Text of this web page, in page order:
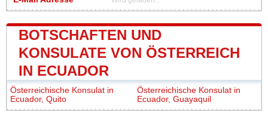
BOTSCHAFTEN UND
KONSULATE VON ÖSTERREICH
IN ECUADOR
Österreichische Konsulat in
Ecuador, Quito
Österreichische Konsulat in
Ecuador, Guayaquil